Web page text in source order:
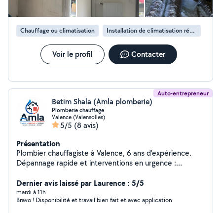
Chauffage ou climatisation Installation de climatisation réversible
Voir le profil Contacter
Auto-entrepreneur
Betim Shala (Amla plomberie)
Plomberie chauffage
Valence (Valensolles)
5/5 (8 avis)
Présentation
Plombier chauffagiste à Valence, 6 ans d'expérience.
Dépannage rapide et interventions en urgence :
installations sanitaires et cuisines. Rénovation et neuf
Dernier avis laissé par Laurence : 5/5
mardi à 11h
Bravo ! Disponibilité et travail bien fait et avec application